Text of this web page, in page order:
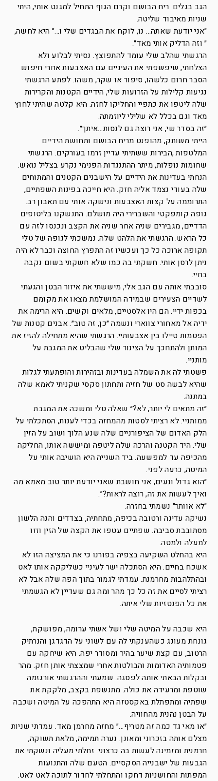
הגב בגלים. ריח הבושם וקרם הגוף התחיל למגנט אותי, היתי
שניות מאיבוד שליטה.
״אני יודעת שאתה… נו, לוקח את הבגדים שלי ו…״ היא לחשה,
״ וזה הדליק אותי מאד״.
הרגשתי שהלב שלי עומד להתפוצץ. נסיתי לבלוע ולא
הצלחתי, שיפשפתי את העיניים עם האצבעות אחרי חיפוש
הסבר חרום כלשהו, סיפור או שקר, משהו. לפתע הרגשתי
נגיעות קלילות על הזרועות שלי, הידיים הקטנות והקרירות
שלה ליטפו את כתפיי והחליקו לחזה. היא קלטה שהיתי לחוץ
מאד וגם בכלל לא שלילי ליוזמתה.
״זה בסדר שי, אני רוצה גם לנסות…איתך״.
הייתי משותק, מהופנט מריח הבושם ותחושת הידיים
המלטפות ,הבירות ששתיתי עדיין זרמו בעורקים. הרגשתי
שחומות נופלות, מיתר ההתנגדות הפנימי נקרע בצליל נואש.
הנחתי בעדינות את הידיים על הישבנים הקטנים והמתוחים
שלה בעודי נצמד אליה חזק. היא חייכה בפינות השפתיים,
התרוממה על קצות האצבעות ונישקה אותי עם תאבון רב.
גופה קומפקטי והשברירי היה מושלם. התנשקנו בליטופים
הדדיים, מגבירים שניה אחר שניה את הקצב ונכנסו לזה עם
כל הראש. הרגשתי את הלהט שלה. נמשכתי לגופה של טלי
תקופה ארוכה כל כך ועכשיו זה התפרץ החוצה וכבר לא היה
ניתן לרסן אותי. חשקתי בה כמו שלא חשקתי בשום נקבה
בחיי.
סובבתי אותה עם הגב אלי, מיששתי את איזור הבטן והגעתי
לשדיים הצעירים שבמידה המושלמת מצאו את מקומם
בכפות ידיי. הם היו אלסטיים, מלאים וקשים. היא הרימה את
ידיה אל מאחורי צווארי ונשמה ״כן, זה טוב״. אבנים קטנות של
הפטמות טיילו בין אצבעותיי. הרגשתי שהיא מתחילה להזיז את
המותן ולהתחכך על הצינור שלי שהבליט את המגבת על
מותניי.
פשטתי לה את השמלה בעדינות ובזהירות והופתעתי לגלות
שהיא לבשה סט של חזיה ותחתון סקסי שקניתי לאמא שלה
במתנה.
״זה מתאים לי יותר, לא?״ שאלה טלי ומשכה את המגבת
ממותניי. לא רציתי לסטות מהמחזה בכדי לענות, הסתכלתי על
הלק האדום של הציפורניים שלה שנע הלוך ושוב על הזין
שלי. היד הקטנה והרכה שלה ליטפה ומיששה אותו, החליקה
מהכיפה עד למפשעה. ביד השנייה היא הושיבה אותי על
המיטה, כרעה לפני.
״הוא גדול ונעים, אני חושבת שאני יודעת יותר טוב מאמא מה
ואיך לעשות את זה, רוצה לראות?״.
״לא אוותר״ נשמתי בחזרה.
נשיקה עדינה ורטובה בכיפה, מתחתיה, בצדדים והנה הלשון
מסתובבת סביבה. שפתיים עטפו את הקצה של הזין וזזו
למעלה ולמטה.
היא בהחלט השקיעה בצפיה בפורנו כי את המציצה הזו לא
אשכח בחיים. היא הסתכלה ישר לעיניי כשליקקה אותו לאט
ובהתלהבות מחרמנת. עמדתי לגמור בתוך הפה שלה אבל לא
רציתי לסיים את זה כל כך מהר ומה גם שעדיין לא הגשמתי
את כל הפנטזיות שלי איתה.
היא שכבה על המיטה שלי ושל אשתי ערומה, מפושקת,
גונחת מעונג כשהענקתי לה עם לשוני על הדגדגן והנרתיק
הרטוב, עם קצת שיער בהיר ומסודר יפה. היא שיחקה עם
פטמותיה האדומות והבולטות אחרי שמצצתי אותן חזק. מהר
ובקלות הבאתי אותה לפסגה. שמעתי וההרגשתי אורגזמה
שוטפת ומרעידה את כולה. מתנשפת בקצב, מלקקת את
שפתיה ומתפתלת באקסטזה היא התהפכה על המיטה ושכבה
על הבטן נהנית מהחוויה.
״או מאי גד כמה זה מטריף…״ מחזה מחרמן מאד. עמדתי שניות
מצלם אותה בזכרוני ומאונן. נערה תמימה, מלאת תשוקה,
חרמנית ומזמינה לעשות בה כרצוני. זחלתי מעליה ונשקתי את
הגבעות של ישבנייה הסקסיים. הטעם שלה והתנועות
המפתות והחושניות דחקו והתחלתי לחדור לתוכה לאט לאט.